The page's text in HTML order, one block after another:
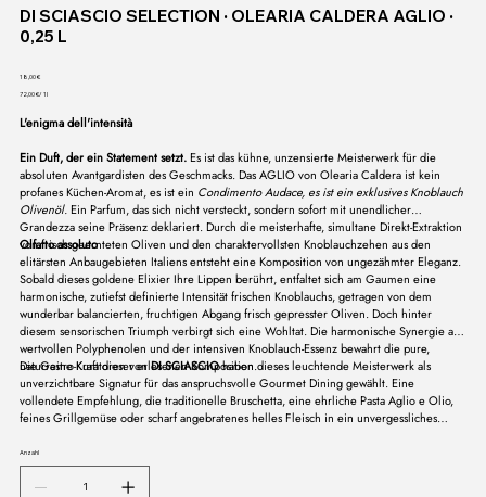
DI SCIASCIO SELECTION ∙ OLEARIA CALDERA AGLIO ∙
0,25 L
Preis
18,00 €
72,00 €
1
Liter
72,00 €/ 1l
L'enigma dell'intensità
Ein Duft, der ein Statement setzt.Es ist das kühne, unzensierte Meisterwerk für die
absoluten Avantgardisten des Geschmacks. Das AGLIO von Olearia Caldera ist kein
profanes Küchen-Aromat, es ist ein Condimento Audace, es ist ein exklusives Knoblauch
Olivenöl.Ein Parfum, das sich nicht versteckt, sondern sofort mit unendlicher
Grandezza seine Präsenz deklariert. Durch die meisterhafte, simultane Direkt-Extraktion
von frisch geernteten Oliven und den charaktervollsten Knoblauchzehen aus den
elitärsten Anbaugebieten Italiens entsteht eine Komposition von ungezähmter Eleganz.
Olfatto assoluto
Sobald dieses goldene Elixier Ihre Lippen berührt, entfaltet sich am Gaumen eine
harmonische, zutiefst definierte Intensität frischen Knoblauchs, getragen von dem
wunderbar balancierten, fruchtigen Abgang frisch gepresster Oliven. Doch hinter
diesem sensorischen Triumph verbirgt sich eine Wohltat. Die harmonische Synergie aus
wertvollen Polyphenolen und der intensiven Knoblauch-Essenz bewahrt die pure,
naturreine Kraft dieser erlesenen Komposition.
Die Gastro-Kuratoren vonDI SCIASCIOhaben dieses leuchtende Meisterwerk als
unverzichtbare Signatur für das anspruchsvolle Gourmet Dining gewählt. Eine
vollendete Empfehlung, die traditionelle Bruschetta, eine ehrliche Pasta Aglio e Olio,
feines Grillgemüse oder scharf angebratenes helles Fleisch in ein unvergessliches
Anzahl